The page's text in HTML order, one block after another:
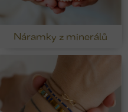
Náramky z minerálů